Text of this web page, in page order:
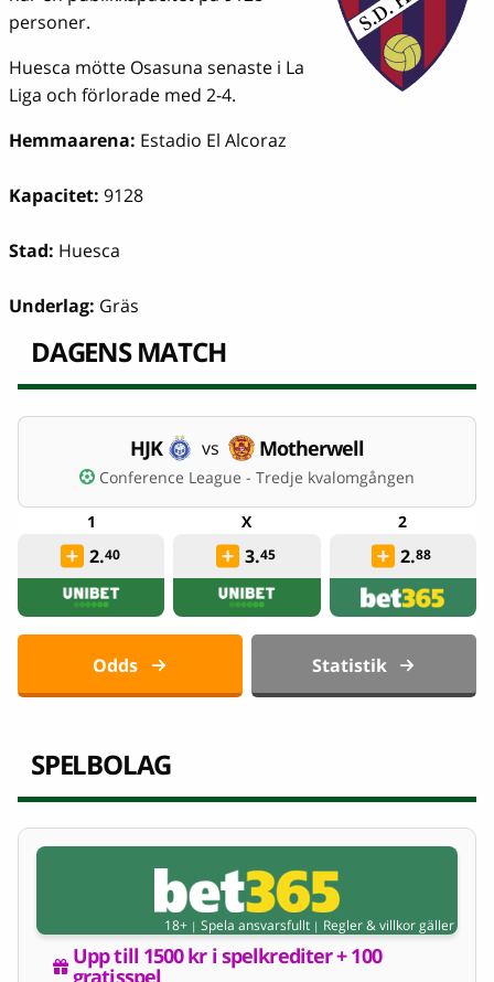
personer.
Huesca mötte Osasuna senaste i La
Liga och förlorade med 2-4.
Hemmaarena: Estadio El Alcoraz
Kapacitet: 9128
Stad: Huesca
Underlag: Gräs
DAGENS MATCH
HJK vs Motherwell
Conference League - Tredje kvalomgången
2.40 3.45 2.88
Odds Statistik
SPELBOLAG
18+ | Spela ansvarsfullt | Regler & villkor gäller
Upp till 1500 kr i spelkrediter + 100